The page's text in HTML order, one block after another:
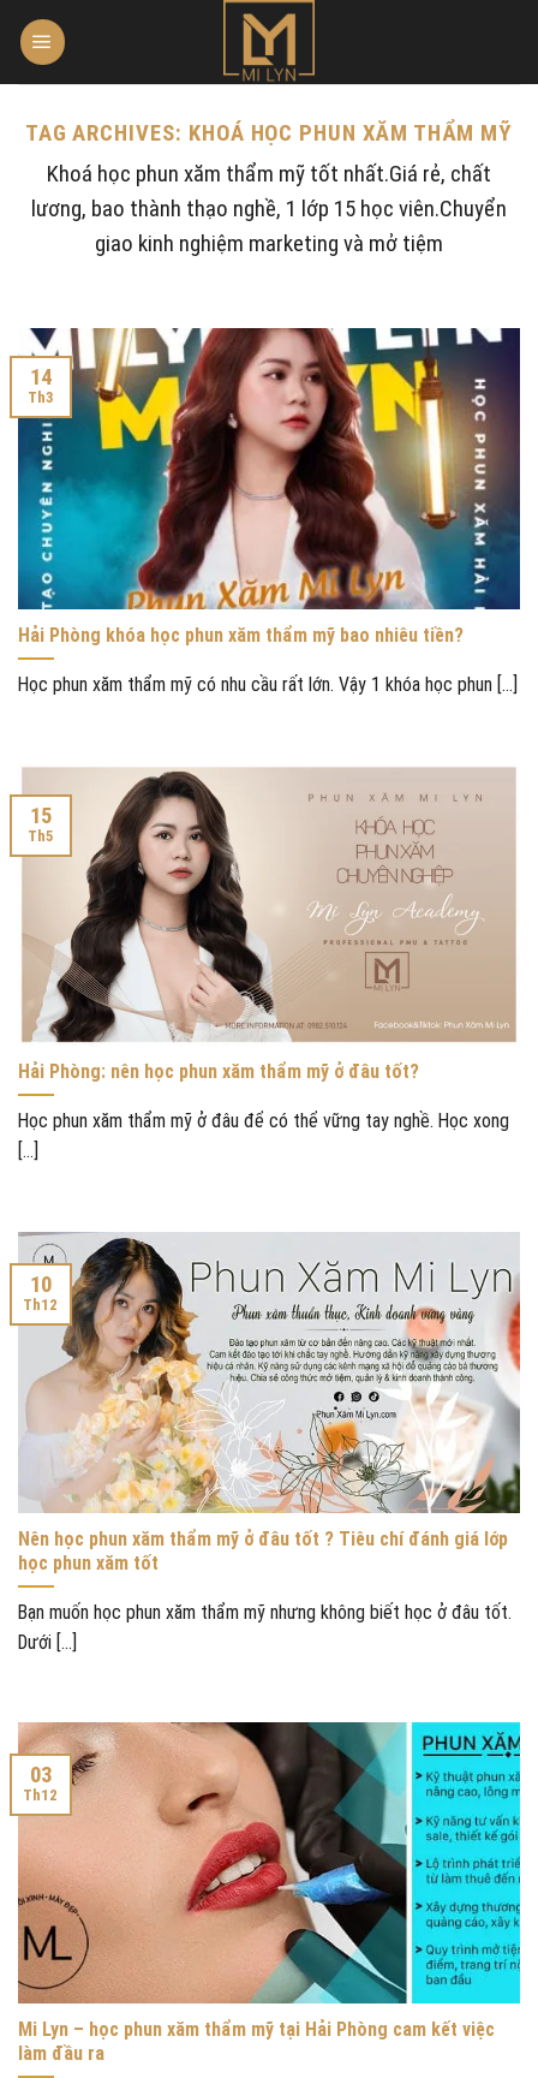
Skip
content
TAG ARCHIVES: KHOÁ HỌC PHUN XĂM THẨM MỸ
Khoá học phun xăm thẩm mỹ tốt nhất.Giá rẻ, chất
lương, bao thành thạo nghề, 1 lớp 15 học viên.Chuyển
giao kinh nghiệm marketing và mở tiệm
Hải Phòng khóa học phun xăm thẩm mỹ bao nhiêu tiền?
Học phun xăm thẩm mỹ có nhu cầu rất lớn. Vậy 1 khóa học phun [...]
14
Th3
Hải Phòng: nên học phun xăm thẩm mỹ ở đâu tốt?
Học phun xăm thẩm mỹ ở đâu để có thể vững tay nghề. Học xong
[...]
15
Th5
Nên học phun xăm thẩm mỹ ở đâu tốt ? Tiêu chí đánh giá lớp
học phun xăm tốt
Bạn muốn học phun xăm thẩm mỹ nhưng không biết học ở đâu tốt.
Dưới [...]
10
Th12
Mi Lyn – học phun xăm thẩm mỹ tại Hải Phòng cam kết việc
làm đầu ra
03
Th12